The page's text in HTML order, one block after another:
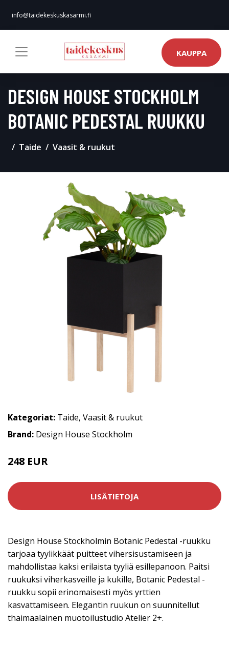
info@taidekeskuskasarmi.fi
KAUPPA
DESIGN HOUSE STOCKHOLM
BOTANIC PEDESTAL RUUKKU
Taide Vaasit & ruukut
Kategoriat: Taide, Vaasit & ruukut
Brand: Design House Stockholm
248 EUR
LISÄTIETOJA
Design House Stockholmin Botanic Pedestal -ruukku
tarjoaa tyylikkäät puitteet vihersisustamiseen ja
mahdollistaa kaksi erilaista tyyliä esillepanoon. Paitsi
ruukuksi viherkasveille ja kukille, Botanic Pedestal -
ruukku sopii erinomaisesti myös yrttien
kasvattamiseen. Elegantin ruukun on suunnitellut
thaimaalainen muotoilustudio Atelier 2+.